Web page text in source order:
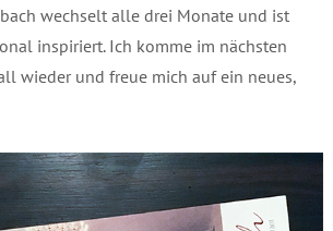
wechselt alle drei Monate und ist
inspiriert. Ich komme im nächsten
wieder und freue mich auf ein neues,